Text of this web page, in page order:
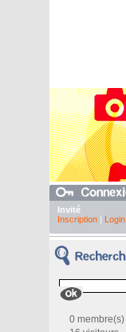
Invité
Inscription| Login
0 membre(s)